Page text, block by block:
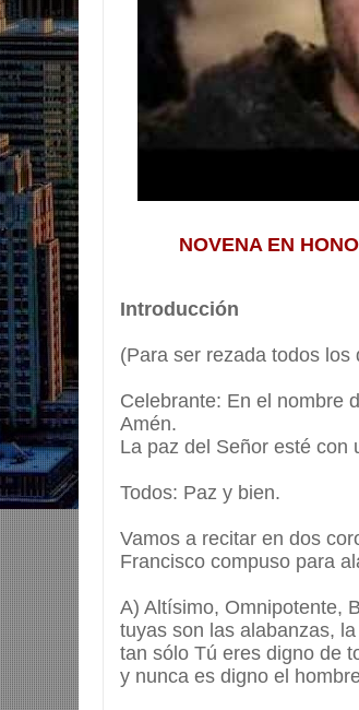
NOVENA EN
Introducción
(Para ser rezada todos los
Celebrante: En el nombre
Amén.
La paz del Señor esté con
Todos: Paz y bien.
Vamos a recitar en dos
Francisco compuso para
A) Altísimo, Omnipotente,
tuyas son las alabanzas,
tan sólo Tú eres digno de
y nunca es digno el